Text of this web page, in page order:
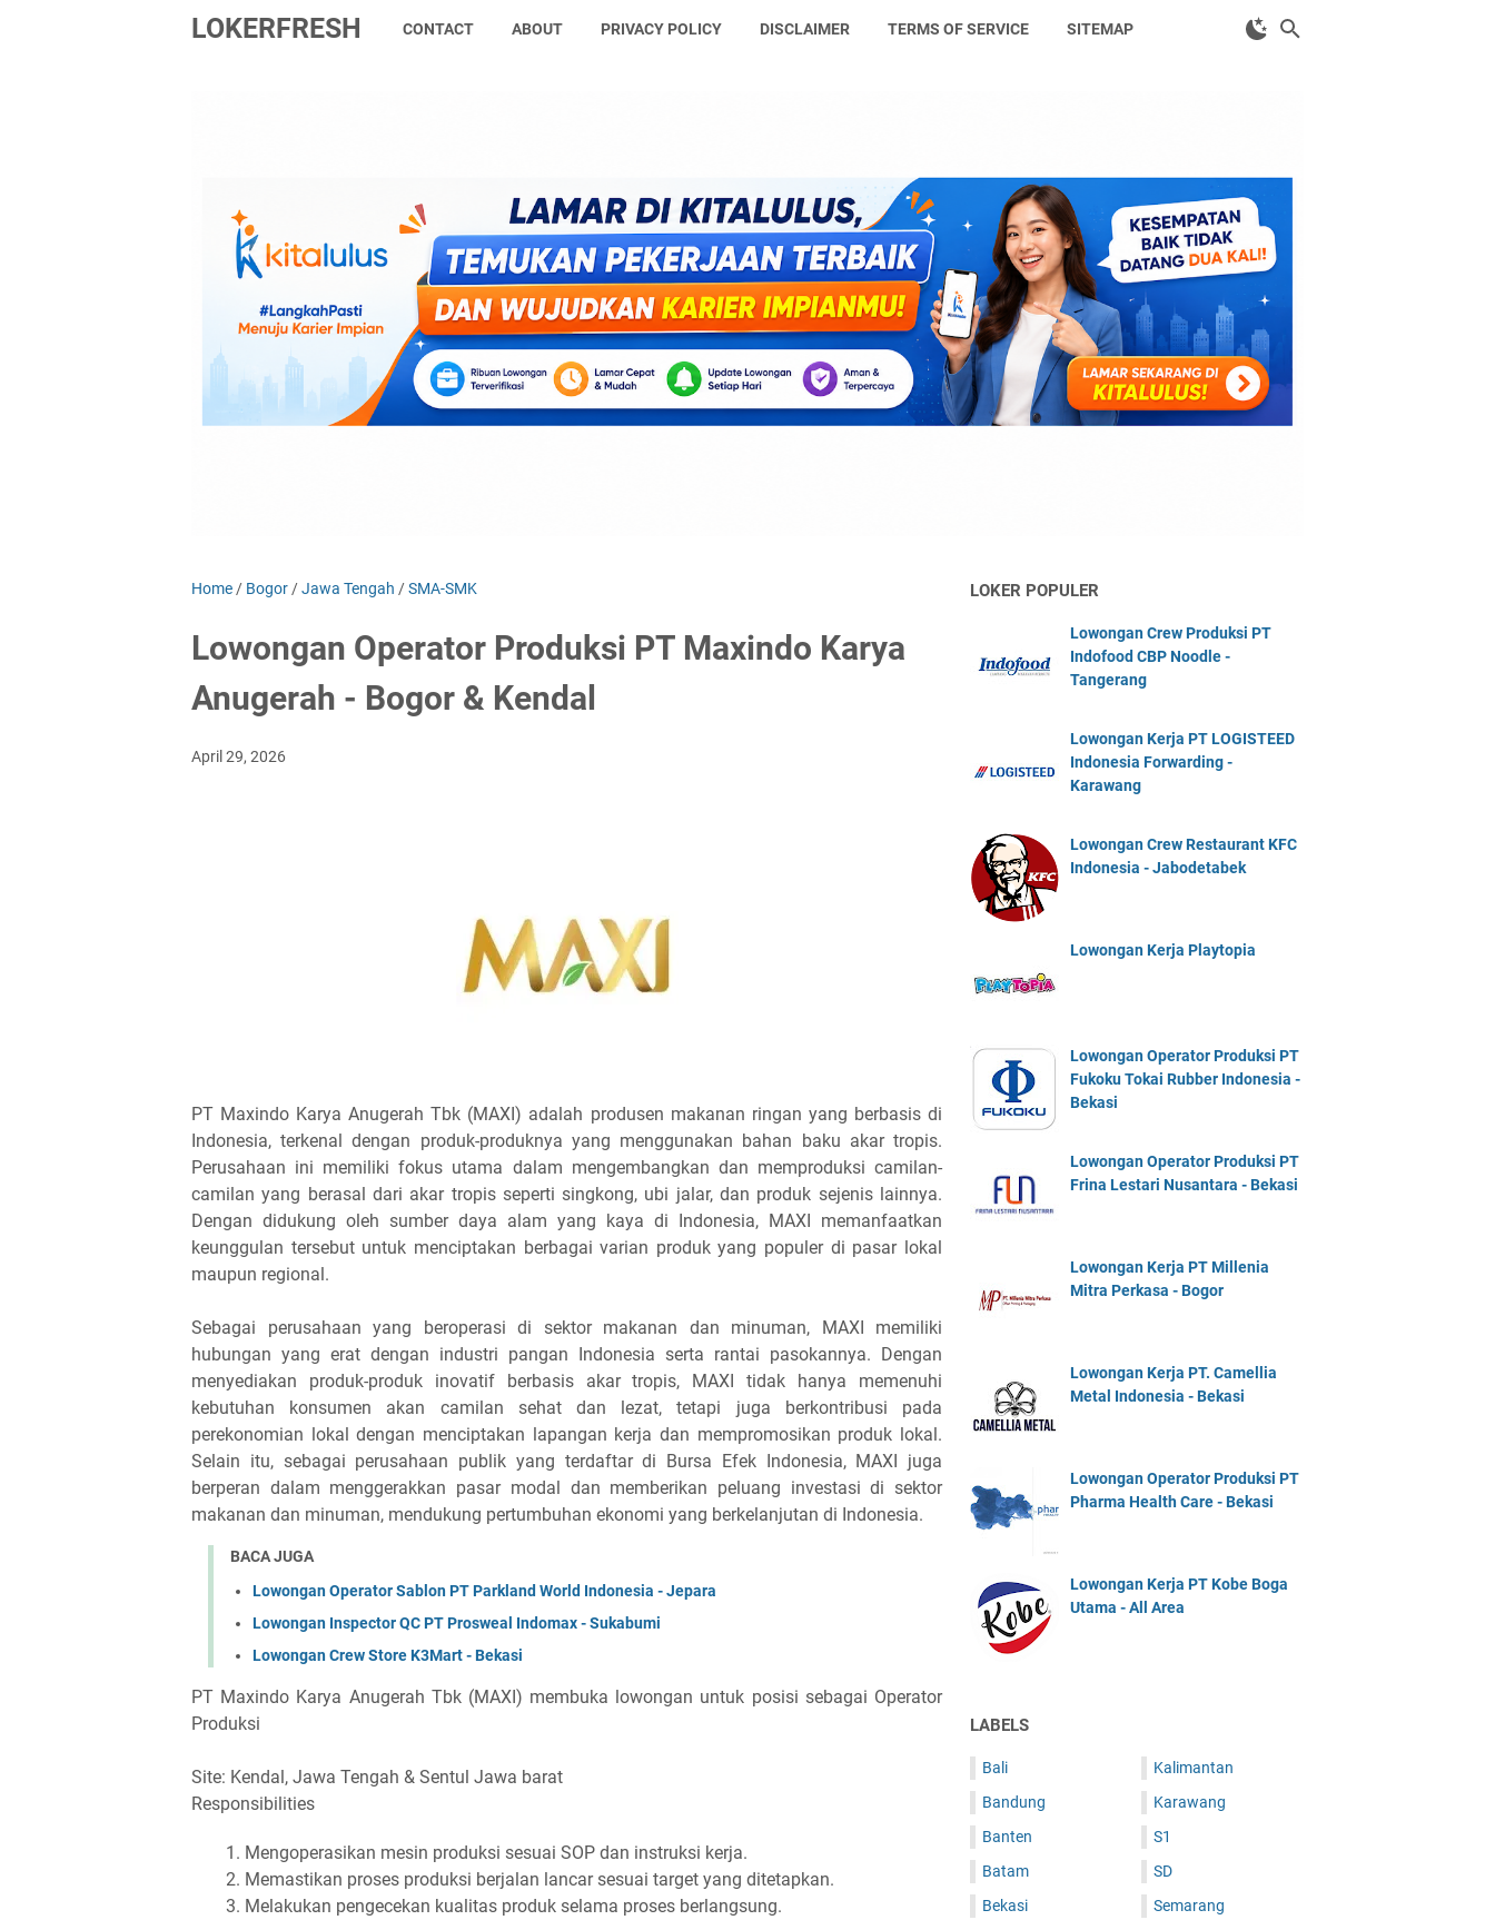
LOKERFRESH CONTACT ABOUT PRIVACY POLICY DISCLAIMER TERMS OF SERVICE SITEMAP
Home / Bogor /Jawa Tengah /SMA-SMK
Lowongan Operator Produksi PT Maxindo Karya
Anugerah - Bogor & Kendal
April 29, 2026
PT Maxindo Karya Anugerah Tbk (MAXI) adalah produsen makanan ringan yang berbasis di
Indonesia, terkenal dengan produk-produknya yang menggunakan bahan baku akar tropis.
Perusahaan ini memiliki fokus utama dalam mengembangkan dan memproduksi camilan-
camilan yang berasal dari akar tropis seperti singkong, ubi jalar, dan produk sejenis lainnya.
Dengan didukung oleh sumber daya alam yang kaya di Indonesia, MAXI memanfaatkan
keunggulan tersebut untuk menciptakan berbagai varian produk yang populer di pasar lokal
maupun regional.
Sebagai perusahaan yang beroperasi di sektor makanan dan minuman, MAXI memiliki
hubungan yang erat dengan industri pangan Indonesia serta rantai pasokannya. Dengan
menyediakan produk-produk inovatif berbasis akar tropis, MAXI tidak hanya memenuhi
kebutuhan konsumen akan camilan sehat dan lezat, tetapi juga berkontribusi pada
perekonomian lokal dengan menciptakan lapangan kerja dan mempromosikan produk lokal.
Selain itu, sebagai perusahaan publik yang terdaftar di Bursa Efek Indonesia, MAXI juga
berperan dalam menggerakkan pasar modal dan memberikan peluang investasi di sektor
makanan dan minuman, mendukung pertumbuhan ekonomi yang berkelanjutan di Indonesia.
BACA JUGA
Lowongan Operator Sablon PT Parkland World Indonesia - Jepara
Lowongan Inspector QC PT Prosweal Indomax - Sukabumi
Lowongan Crew Store K3Mart - Bekasi
PT Maxindo Karya Anugerah Tbk (MAXI) membuka lowongan untuk posisi sebagai Operator
Produksi
Site: Kendal, Jawa Tengah & Sentul Jawa barat
Responsibilities
Mengoperasikan mesin produksi sesuai SOP dan instruksi kerja.
Memastikan proses produksi berjalan lancar sesuai target yang ditetapkan.
Melakukan pengecekan kualitas produk selama proses berlangsung.
LOKER POPULER
Lowongan Crew Produksi PT
Indofood CBP Noodle -
Tangerang
Lowongan Kerja PT LOGISTEED
Indonesia Forwarding -
Karawang
Lowongan Crew Restaurant KFC
Indonesia - Jabodetabek
Lowongan Kerja Playtopia
Lowongan Operator Produksi PT
Fukoku Tokai Rubber Indonesia -
Bekasi
Lowongan Operator Produksi PT
Frina Lestari Nusantara - Bekasi
Lowongan Kerja PT Millenia
Mitra Perkasa - Bogor
Lowongan Kerja PT. Camellia
Metal Indonesia - Bekasi
Lowongan Operator Produksi PT
Pharma Health Care - Bekasi
Lowongan Kerja PT Kobe Boga
Utama - All Area
LABELS
Bali
Bandung
Banten
Batam
Bekasi
Kalimantan
Karawang
S1
SD
Semarang